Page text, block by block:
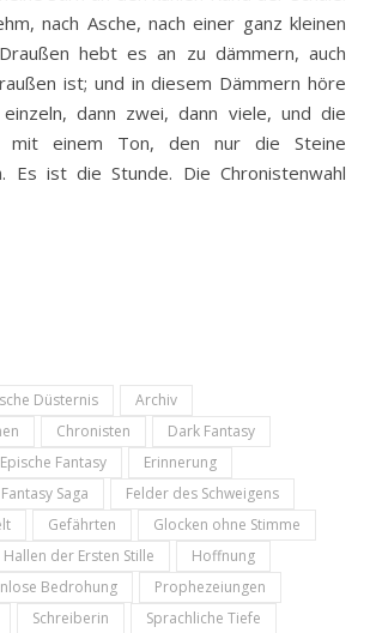
nach Asche, nach einer ganz kleinen
hebt es an zu dämmern, auch
ist; und in diesem Dämmern höre
dann zwei, dann viele, und die
mit einem Ton, den nur die Steine
Es ist die Stunde. Die Chronistenwahl
Düsternis
Archiv
Chronisten
Dark Fantasy
Epische Fantasy
Erinnerung
Fantasy Saga
Felder des Schweigens
Gefährten
Glocken ohne Stimme
Hallen der Ersten Stille
Hoffnung
Bedrohung
Prophezeiungen
Schreiberin Sprachliche Tiefe